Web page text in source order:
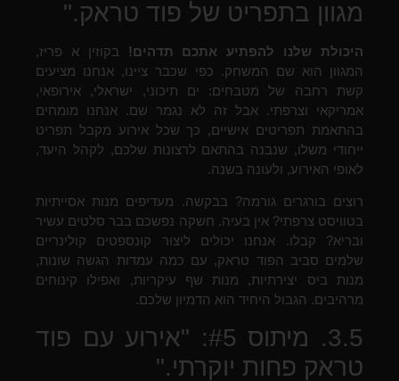
מגוון בתפריט של פוד טראק."
היכולת שלנו להפתיע אתכם תדהים! בקוזין א פריז,
המגוון הוא שם המשחק. כפי שכבר ציינו, אנחנו מציעים
קשת רחבה של מטבחים: ים תיכוני, ישראלי, אירופאי,
אמריקאי וצרפתי. אבל זה לא נגמר שם. אנחנו מומחים
בהתאמת תפריטים אישיים, כך שכל אירוע מקבל תפריט
ייחודי משלו, שנבנה בהתאם לרצונות שלכם, לקהל היעד,
לאופי האירוע, ולעונה בשנה.
רוצים בורגרים גורמה? בבקשה. מעדיפים מנות אסייתיות
בטוויסט צרפתי? אין בעיה. חשקה נפשכם בבר סלטים עשיר
ובריא? קבלו. אנחנו יכולים ליצור קונספטים קולינריים
שלמים סביב הפוד טראק, עם כמה עמדות הגשה שונות,
מנות ביס יצירתיות, מנות שף עיקריות, ואפילו קינוחים
מרהיבים. הגבול היחיד הוא הדמיון שלכם.
3.5. מיתוס #5: "אירוע עם פוד
טראק פחות יוקרתי."